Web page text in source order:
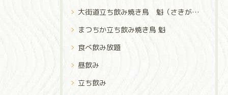
大街道立ち飲み焼き鳥 魁（さきがけ）
まつちか立ち飲み焼き鳥 魁
食べ飲み放題
昼飲み
立ち飲み